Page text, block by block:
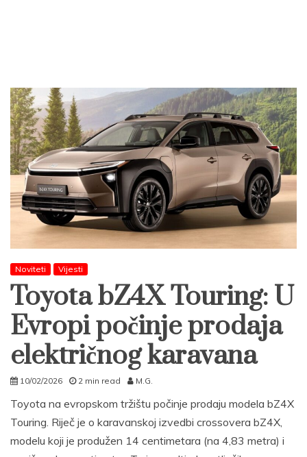
Noviteti Vijesti
Toyota bZ4X Touring: U
Evropi počinje prodaja
električnog karavana
10/02/2026 2 min read M.G.
Toyota na evropskom tržištu počinje prodaju modela bZ4X
Touring. Riječ je o karavanskoj izvedbi crossovera bZ4X,
modelu koji je produžen 14 centimetara (na 4,83 metra) i